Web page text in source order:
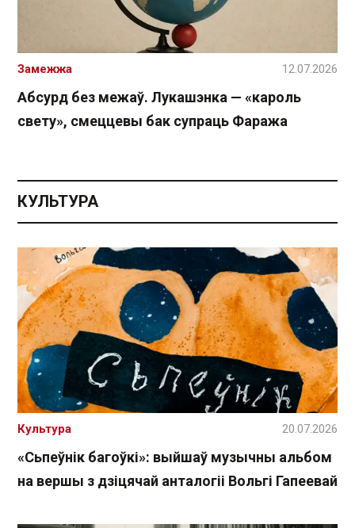
Абсурд без межаў. Лукашэнка — «кароль
свету», смеццевы бак супраць Фаража
Замежжа 12.07.2026
КУЛЬТУРА
«Сьпеўнік багоўкі»: выйшаў музычны альбом
на вершы з дзіцячай анталогіі Вольгі Гапеевай
Культура 20.07.2026